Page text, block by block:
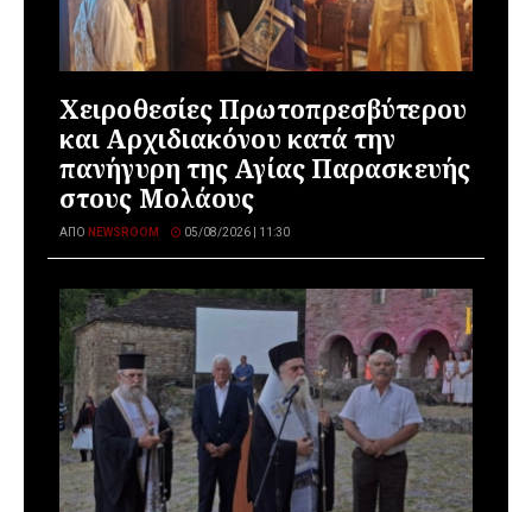
Χειροθεσίες Πρωτοπρεσβύτερου
και Αρχιδιακόνου κατά την
πανήγυρη της Αγίας Παρασκευής
στους Μολάους
ΑΠΌ NEWSROOM 05/08/2026 | 11:30